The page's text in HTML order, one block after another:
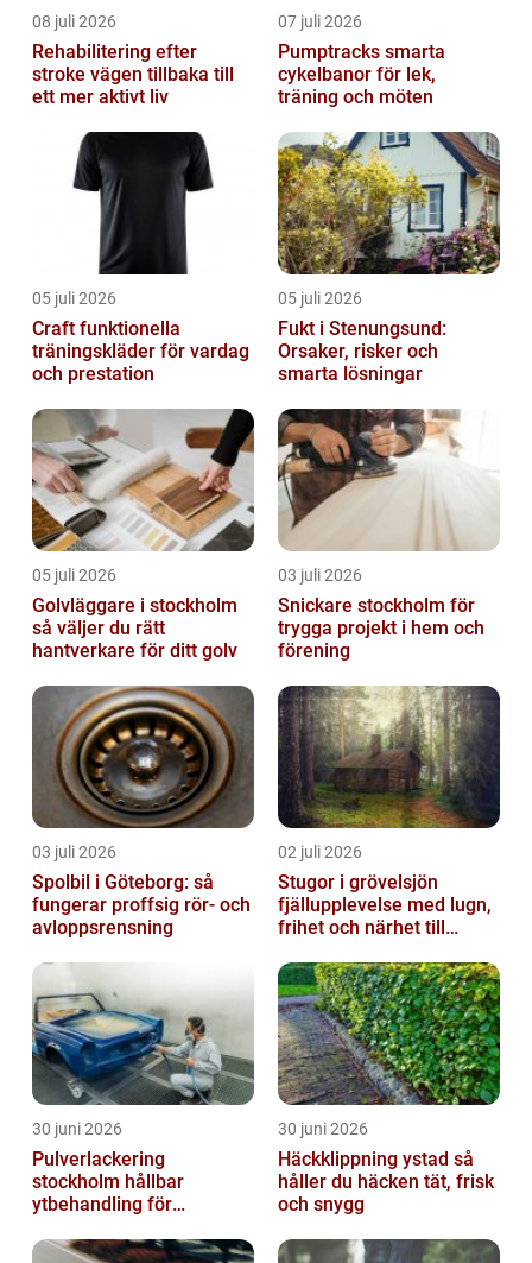
08 juli 2026
Rehabilitering efter
stroke vägen tillbaka till
ett mer aktivt liv
07 juli 2026
Pumptracks smarta
cykelbanor för lek,
träning och möten
05 juli 2026
Craft funktionella
träningskläder för vardag
och prestation
05 juli 2026
Fukt i Stenungsund:
Orsaker, risker och
smarta lösningar
05 juli 2026
Golvläggare i stockholm
så väljer du rätt
hantverkare för ditt golv
03 juli 2026
Snickare stockholm för
trygga projekt i hem och
förening
03 juli 2026
Spolbil i Göteborg: så
fungerar proffsig rör- och
avloppsrensning
02 juli 2026
Stugor i grövelsjön
fjällupplevelse med lugn,
frihet och närhet till
30 juni 2026
Pulverlackering
stockholm hållbar
ytbehandling för
30 juni 2026
Häckklippning ystad så
håller du häcken tät, frisk
och snygg